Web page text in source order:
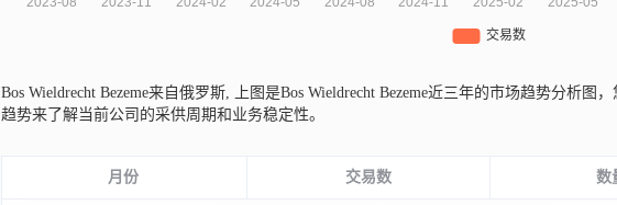
Bos Wieldrecht Bezeme来自俄罗斯,
上图是Bos Wieldrecht Bezeme近三年的市场趋势分析
趋势来了解当前公司的采供周期和业务稳定性。
月份 交易数 数